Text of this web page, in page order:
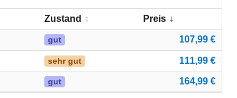
Zustand Preis
gut 107,99 €
sehr gut 111,99 €
gut 164,99 €